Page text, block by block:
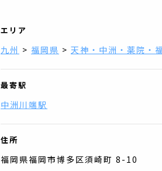
エリア
九州 > 福岡県 > 天神・中洲・薬院・
最寄駅
中洲川端駅
住所
福岡県福岡市博多区須崎町 8-10